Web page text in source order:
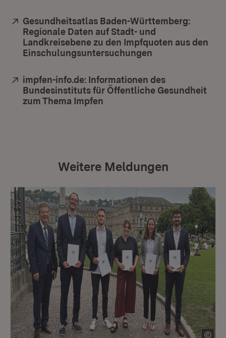
Extern:
Gesundheitsatlas Baden-Württemberg:
Regionale Daten auf Stadt- und
Landkreisebene zu den Impfquoten aus den
Einschulungsuntersuchungen
Extern:
impfen-info.de: Informationen des
Bundesinstituts für Öffentliche Gesundheit
zum Thema Impfen
Weitere Meldungen